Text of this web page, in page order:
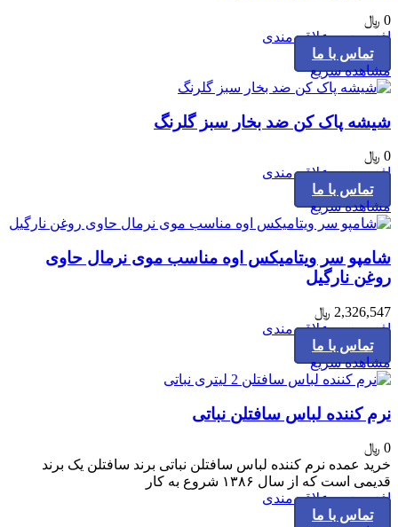
0 ﷼
افزودن به علاقه مندی
تماس با ما
مشاهده سریع
شیشه پاک کن ضد بخار سبز گلرنگ
0 ﷼
افزودن به علاقه مندی
تماس با ما
مشاهده سریع
شامپو سر ویتامیکس اوه مناسب موی نرمال حاوی
روغن نارگیل
2,326,547 ﷼
افزودن به علاقه مندی
تماس با ما
مشاهده سریع
نرم کننده لباس سافتلن نباتی
0 ﷼
خرید عمده نرم کننده لباس سافتلن نباتی برند سافتلن یک برند
قدیمی است که از سال ۱۳۸۶ شروع به کار
افزودن به علاقه مندی
تماس با ما